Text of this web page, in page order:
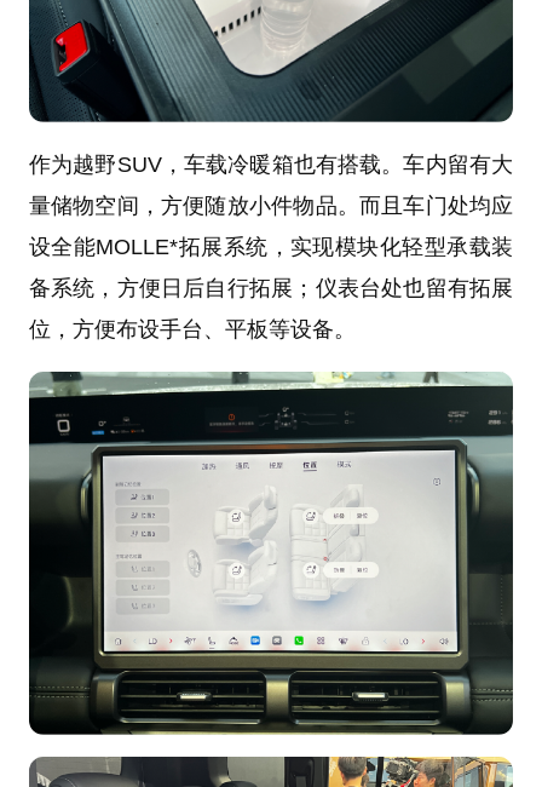
作为越野SUV，车载冷暖箱也有搭载。车内留有大
量储物空间，方便随放小件物品。而且车门处均应
设全能MOLLE*拓展系统，实现模块化轻型承载装
备系统，方便日后自行拓展；仪表台处也留有拓展
位，方便布设手台、平板等设备。